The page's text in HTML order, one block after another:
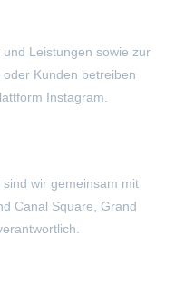
Leistungen sowie zur
Kunden betreiben
Instagram.
wir gemeinsam mit
Canal Square, Grand